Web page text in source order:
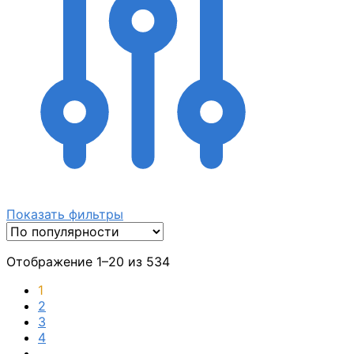
Показать фильтры
Отображение 1–20 из 534
1
2
3
4